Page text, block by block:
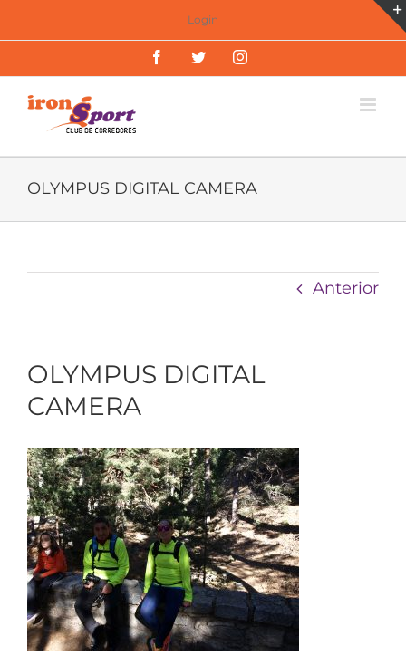
al
Login
FacebookTwitterInstagram
OLYMPUS DIGITAL CAMERA
Anterior
OLYMPUS DIGITAL
CAMERA